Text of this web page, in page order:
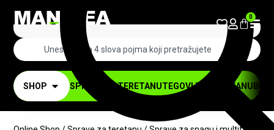
0
SHOP SPRAVE ZA TERETANUTEGOVI ZA TERETANU